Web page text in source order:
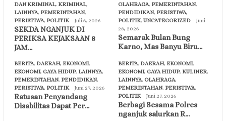
DAN KRIMINAL, KRIMINAL,
LAINNYA, PEMERINTAHAN,
PERISTIWA, POLITIK Juli 6, 2026
SEKDA NGANJUK DI
PERIKSA KEJAKSAAN 8
JAM…
OLAHRAGA, PEMERINTAHAN,
PENDIDIKAN, PERISTIWA,
POLITIK, UNCATEGORIZED
Juni
28, 2026
Semarak Bulan Bung
Karno, Mas Banyu Biru…
BERITA, DAERAH, EKONOMI,
EKONOMI, GAYA HIDUP, LAINNYA,
PEMERINTAHAN, PENDIDIKAN,
PERISTIWA, POLITIK Juni 27, 2026
Ratusan Penyandang
Disabilitas Dapat Per…
BERITA, DAERAH, EKONOMI,
EKONOMI, GAYA HIDUP, KULINER,
LAINNYA, OLAHRAGA,
PEMERINTAHAN, PERISTIWA,
POLITIK
Juni 27, 2026
Berbagi Sesama Polres
nganjuk salurkan R…